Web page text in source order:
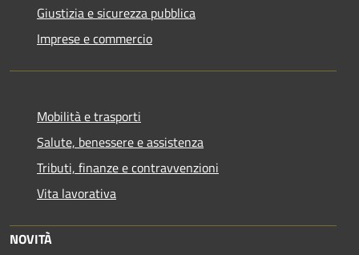
Giustizia e sicurezza pubblica
Imprese e commercio
Mobilità e trasporti
Salute, benessere e assistenza
Tributi, finanze e contravvenzioni
Vita lavorativa
NOVITÀ